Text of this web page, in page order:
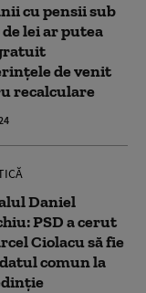
cu pensii sub
lei ar putea
de venit
recalculare
Daniel
PSD a cerut
Ciolacu să fie
comun la